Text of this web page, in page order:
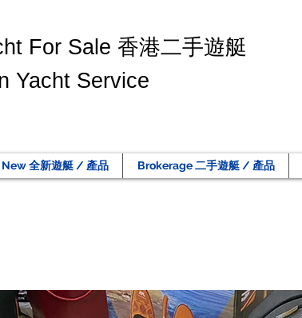
For Sale 香港二手遊艇
Yacht Service
全新遊艇 / 產品 Brokerage 二手遊艇 / 產品